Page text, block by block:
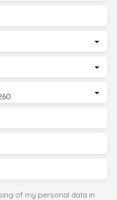
of my personal data in